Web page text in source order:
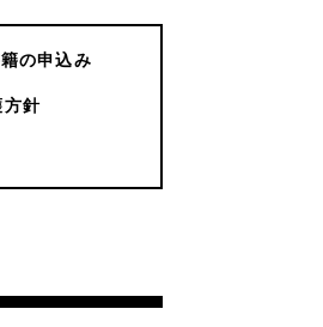
の申込み
方針